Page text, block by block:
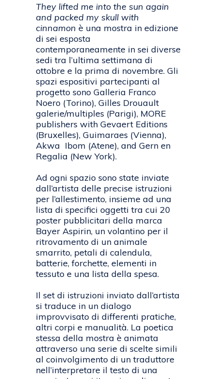
They lifted me into the sun again
and packed my skull with
cinnamon è una mostra in edizione
di sei esposta
contemporaneamente in sei diverse
sedi tra l’ultima settimana di
ottobre e la prima di novembre. Gli
spazi espositivi partecipanti al
progetto sono Galleria Franco
Noero (Torino), Gilles Drouault
galerie/multiples (Parigi), MORE
publishers with Gevaert Editions
(Bruxelles), Guimaraes (Vienna),
Akwa Ibom (Atene), and Gern en
Regalia (New York).
Ad ogni spazio sono state inviate
dall’artista delle precise istruzioni
per l’allestimento, insieme ad una
lista di specifici oggetti tra cui 20
poster pubblicitari della marca
Bayer Aspirin, un volantino per il
ritrovamento di un animale
smarrito, petali di calendula,
batterie, forchette, elementi in
tessuto e una lista della spesa.
Il set di istruzioni inviato dall’artista
si traduce in un dialogo
improvvisato di differenti pratiche,
altri corpi e manualità. La poetica
stessa della mostra è animata
attraverso una serie di scelte simili
al coinvolgimento di un traduttore
nell’interpretare il testo di una